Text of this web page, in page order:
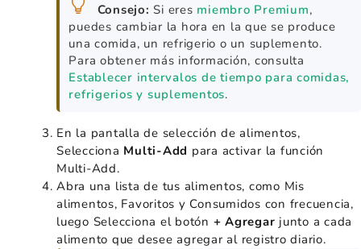
Consejo: Si eres miembro Premium,
puedes cambiar la hora en la que se produce
una comida, un refrigerio o un suplemento.
Para obtener más información, consulta
Establecer intervalos de tiempo para comidas,
refrigerios y suplementos.
En la pantalla de selección de alimentos,
Selecciona Multi-Add para activar la función
Multi-Add.
Abra una lista de tus alimentos, como Mis
alimentos, Favoritos y Consumidos con frecuencia,
luego Selecciona el botón + Agregar junto a cada
alimento que desee agregar al registro diario.